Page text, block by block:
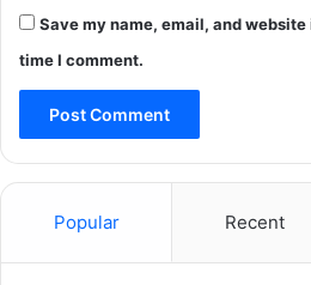
Save my name, email, and
time I comment.
Popular Recent